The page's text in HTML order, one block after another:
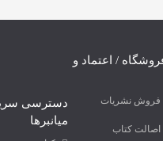
/ اعتماد و
فروش نشریات
کتاب
دسترسی
میانبرها